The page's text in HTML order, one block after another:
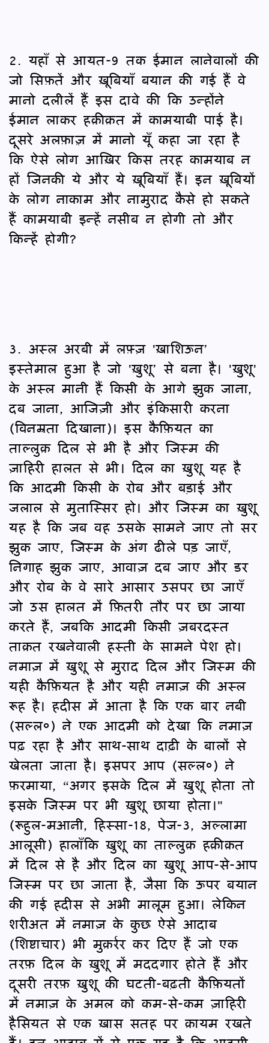
2. यहाँ से आयत-9 तक ईमान लानेवालों की
जो सिफ़तें और ख़ूबियाँ बयान की गई हैं वे
मानो दलीलें हैं इस दावे की कि उन्होंने
ईमान लाकर हक़ीक़त में कामयाबी पाई है।
दूसरे अलफ़ाज़़ में मानो यूँ कहा जा रहा है
कि ऐसे लोग आख़िर किस तरह कामयाब न
हों जिनकी ये और ये ख़ूबियाँ हैं। इन ख़ूबियों
के लोग नाकाम और नामुराद कैसे हो सकते
हैं कामयाबी इन्हें नसीब न होगी तो और
किन्हें होगी?
3. अस्ल अरबी में लफ़्ज़ 'ख़ाशिऊन’
इस्तेमाल हुआ है जो 'ख़ुशू’ से बना है। 'ख़ुशू'
के अस्ल मानी हैं किसी के आगे झुक जाना,
दब जाना, आजिज़ी और इंकिसारी करना
(विनम्रता दिखाना)। इस कैफ़ियत का
ताल्लुक़ दिल से भी है और जिस्म की
ज़ाहिरी हालत से भी। दिल का ख़ुशू यह है
कि आदमी किसी के रोब और बड़ाई और
जलाल से मुतास्सिर हो। और जिस्म का ख़ुशू
यह है कि जब वह उसके सामने जाए तो सर
झुक जाए, जिस्म के अंग ढीले पड़ जाएँ,
निगाह झुक जाए, आवाज़ दब जाए और डर
और रोब के वे सारे आसार उसपर छा जाएँ
जो उस हालत में फ़ितरी तौर पर छा जाया
करते हैं, जबकि आदमी किसी ज़बरदस्त
ताक़त रखनेवाली हस्ती के सामने पेश हो।
नमाज़ में ख़ुशू से मुराद दिल और जिस्म की
यही कैफ़ियत है और यही नमाज़ की अस्ल
रूह है। हदीस में आता है कि एक बार नबी
(सल्ल०) ने एक आदमी को देखा कि नमाज़
पढ़ रहा है और साथ-साथ दाढ़ी के बालों से
खेलता जाता है। इसपर आप (सल्ल०) ने
फ़रमाया, “अगर इसके दिल में ख़ुशू होता तो
इसके जिस्म पर भी ख़ुशू छाया होता।"
(रूहुल-मआनी, हिस्सा-18, पेज-3, अल्लामा
आलूसी) हालाँकि ख़ुशू का ताल्लुक़ हक़ीक़त
में दिल से है और दिल का ख़ुशू आप-से-आप
जिस्म पर छा जाता है, जैसा कि ऊपर बयान
की गई हदीस से अभी मालूम हुआ। लेकिन
शरीअत में नमाज़ के कुछ ऐसे आदाब
(शिष्टाचार) भी मुक़र्रर कर दिए हैं जो एक
तरफ़ दिल के ख़ुशू में मददगार होते हैं और
दूसरी तरफ़ ख़ुशू की घटती-बढ़ती कैफ़ियतों
में नमाज़ के अमल को कम-से-कम ज़ाहिरी
हैसियत से एक ख़ास सतह पर क़ायम रखते